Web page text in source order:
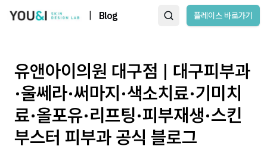
Blog 플레이스 바로가기
유앤아이의원 대구점 | 대구피부과
·울쎄라·써마지·색소치료·기미치
료·올포유·리프팅·피부재생·스킨
부스터 피부과 공식 블로그